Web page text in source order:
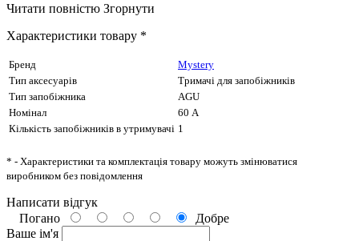
Читати повністю Згорнути
Характеристики товару *
Бренд
Mystery
Тип аксесуарів
Тримачі для запобіжників
Тип запобіжника
AGU
Номінал
60 А
Кількість запобіжників в утримувачі 1
* - Характеристики та комплектація товару можуть змінюватися
виробником без повідомлення
Написати відгук
Погано
Добре
Ваше ім'я